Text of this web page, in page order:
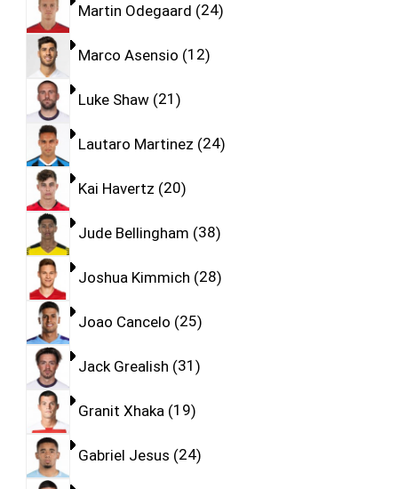
Martin Odegaard 24
Marco Asensio 12
Luke Shaw 21
Lautaro Martinez 24
Kai Havertz 20
Jude Bellingham 38
Joshua Kimmich 28
Joao Cancelo 25
Jack Grealish 31
Granit Xhaka 19
Gabriel Jesus 24